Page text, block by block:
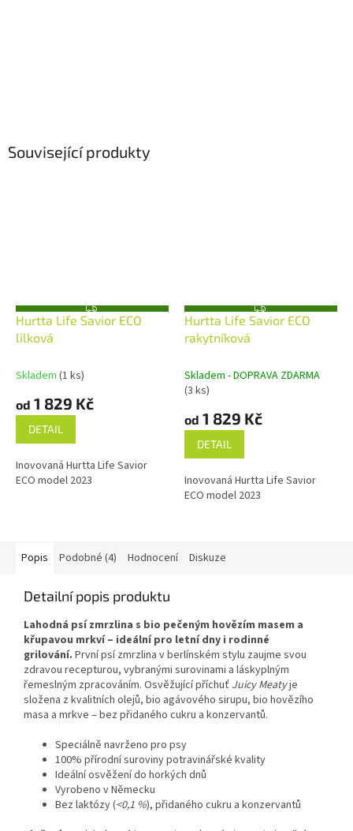
Související produkty
Z
D
Hurtta Life Savior ECO
lilková
Skladem (1 ks)
od 1 829 Kč
DETAIL
Inovovaná Hurtta Life Savior
ECO model 2023
Z
D
Hurtta Life Savior ECO
rakytníková
Skladem - DOPRAVA ZDARMA
(3 ks)
od 1 829 Kč
DETAIL
Inovovaná Hurtta Life Savior
ECO model 2023
Popis Podobné (4) Hodnocení Diskuze
Detailní popis produktu
Lahodná psí zmrzlina s bio pečeným hovězím masem a
křupavou mrkví – ideální pro letní dny i rodinné
grilování. První psí zmrzlina v berlínském stylu zaujme svou
zdravou recepturou, vybranými surovinami a láskyplným
řemeslným zpracováním. Osvěžující příchuť Juicy Meatyje
složena z kvalitních olejů, bio agávového sirupu, bio hovězího
masa a mrkve – bez přidaného cukru a konzervantů.
Speciálně navrženo pro psy
100% přírodní suroviny potravinářské kvality
Ideální osvěžení do horkých dnů
Vyrobeno v Německu
Bez laktózy (<0,1 %), přidaného cukru a konzervantů